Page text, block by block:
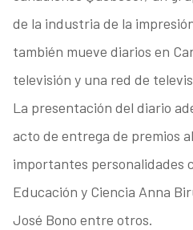
de la industria de la
también mueve diarios en
televisión y una red de
La presentación del diario
acto de entrega de premios
importantes personalidades
Educación y Ciencia Anna
José Bono entre otros.